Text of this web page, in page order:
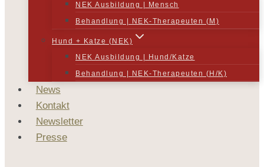
NEK Ausbildung | Mensch
Behandlung | NEK-Therapeuten (M)
Hund + Katze (NEK)
NEK Ausbildung | Hund/Katze
Behandlung | NEK-Therapeuten (H/K)
News
Kontakt
Newsletter
Presse